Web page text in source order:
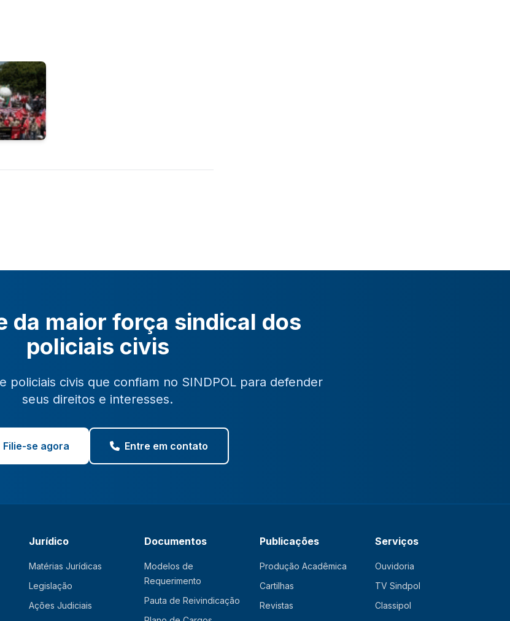
da maior força sindical dos
policiais civis
policiais civis que confiam no SINDPOL para defender
seus direitos e interesses.
Filie-se agora Entre em contato
Jurídico
Matérias Jurídicas
Legislação
Ações Judiciais
Documentos
Modelos de
Requerimento
Pauta de Reivindicação
Publicações
Produção Acadêmica
Cartilhas
Revistas
Serviços
Ouvidoria
TV Sindpol
Classipol